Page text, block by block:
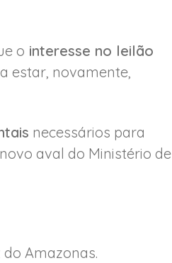
o interesse no leilão
estar, novamente,
necessários para
aval do Ministério de
do Amazonas.